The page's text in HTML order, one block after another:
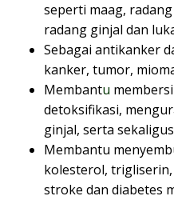
seperti maag,
radang ginjal dan
Sebagai antikanker
kanker, tumor,
Membantu
detoksifikasi,
ginjal, serta
Membantu
kolesterol,
stroke dan diabetes